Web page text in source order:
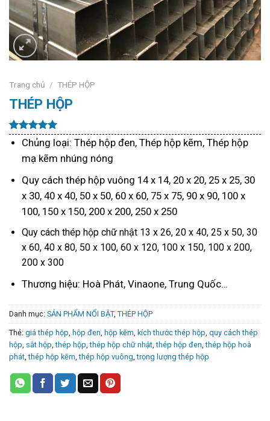
Trang chủ / THÉP HỘP
THÉP HỘP
5.00trên 5
dựa trên
đánh giá
Chủng loại: Thép hộp đen, Thép hộp kẽm, Thép hộp
mạ kẽm nhúng nóng
Quy cách thép hộp vuông 14 x 14, 20 x 20, 25 x 25, 30
x 30, 40 x 40, 50 x 50, 60 x 60, 75 x 75, 90 x 90, 100 x
100, 150 x 150, 200 x 200, 250 x 250
Quy cách thép hộp chữ nhật 13 x 26, 20 x 40, 25 x 50, 30
x 60, 40 x 80, 50 x 100, 60 x 120, 100 x 150, 100 x 200,
200 x 300
Thương hiệu: Hoà Phát, Vinaone, Trung Quốc…
Danh mục: SẢN PHẨM NỔI BẬT, THÉP HỘP
Thẻ: giá thép hộp hộp đen hộp kẽm kích thước thép hộp quy cách thép
hộp sắt hộp ,thép hộp ,thép hộp chữ nhật ,thép hộp đen ,thép hộp hoà
phát ,thép hộp kẽm ,thép hộp vuông ,trọng lượng thép hộp